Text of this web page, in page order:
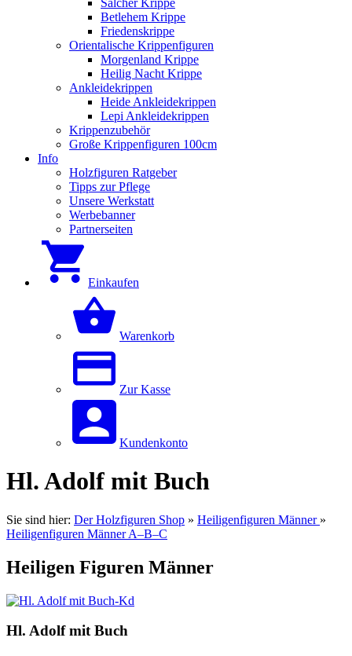
Salcher Krippe
Betlehem Krippe
Friedenskrippe
Orientalische Krippenfiguren
Morgenland Krippe
Heilig Nacht Krippe
Ankleidekrippen
Heide Ankleidekrippen
Lepi Ankleidekrippen
Krippenzubehör
Große Krippenfiguren 100cm
Info
Holzfiguren Ratgeber
Tipps zur Pflege
Unsere Werkstatt
Werbebanner
Partnerseiten
Einkaufen
Warenkorb
Zur Kasse
Kundenkonto
Hl. Adolf mit Buch
Sie sind hier: Der Holzfiguren Shop » Heiligenfiguren Männer »
Heiligenfiguren Männer A–B–C
Heiligen Figuren Männer
Hl. Adolf mit Buch